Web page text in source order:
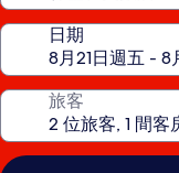
日期
旅客